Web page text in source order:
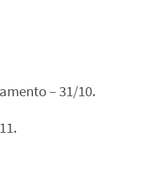
– 31/10.